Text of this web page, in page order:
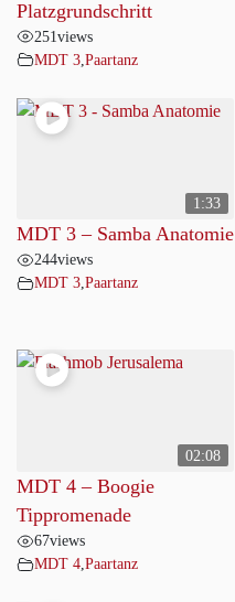
Platzgrundschritt
251views
MDT 3 Paartanz
1:33
MDT 3 – Samba Anatomie
244views
MDT 3,Paartanz
02:08
MDT 4 – Boogie
Tippromenade
67views
MDT 4 Paartanz